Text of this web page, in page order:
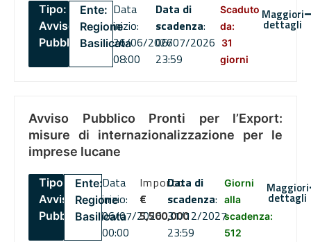
Tipo:
Avviso
Pubblico
Ente:
Regione
Basilicata
Data
inizio:
26/06/2026
08:00
Data di
scadenza:
06/07/2026
23:59
Scaduto
da:
31
giorni
Maggiori
dettagli
Avviso Pubblico Pronti per l’Export:
misure di internazionalizzazione per le
imprese lucane
Tipo:
Avviso
Pubblico
Ente:
Regione
Basilicata
Data
inizio:
06/07/2026
00:00
Importo
€
5,500,000
Data di
scadenza:
31/12/2027
23:59
Giorni
alla
scadenza:
512
Maggiori
dettagli